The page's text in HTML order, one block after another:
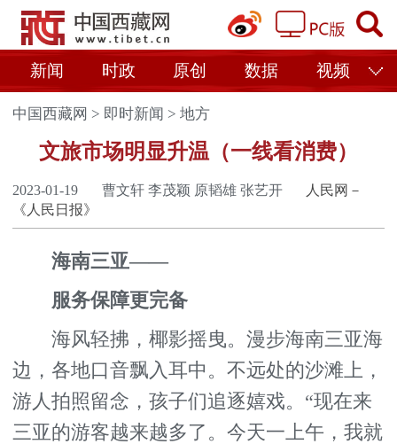
新闻 时政 原创 数据 视频
中国西藏网 > 即时新闻 >地方
文旅市场明显升温（一线看消费）
2023-01-19 曹文轩 李茂颖 原韬雄 张艺开
人民网－
《人民日报》
海南三亚——
服务保障更完备
海风轻拂，椰影摇曳。漫步海南三亚海
边，各地口音飘入耳中。不远处的沙滩上，
游人拍照留念，孩子们追逐嬉戏。“现在来
三亚的游客越来越多了。今天一上午，我就